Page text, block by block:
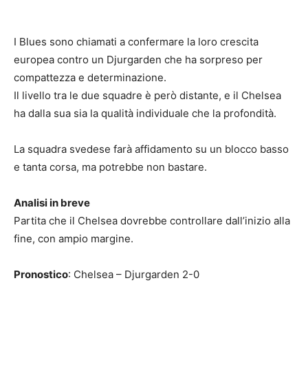
I Blues sono chiamati a confermare la loro crescita
europea contro un Djurgarden che ha sorpreso per
compattezza e determinazione.
Il livello tra le due squadre è però distante, e il Chelsea
ha dalla sua sia la qualità individuale che la profondità.
La squadra svedese farà affidamento su un blocco basso
e tanta corsa, ma potrebbe non bastare.
Analisi in breve
Partita che il Chelsea dovrebbe controllare dall’inizio alla
fine, con ampio margine.
Pronostico: Chelsea – Djurgarden 2-0